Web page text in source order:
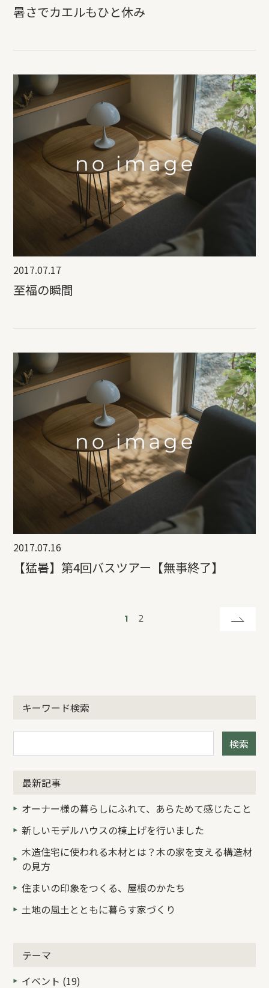
暑さでカエルもひと休み
2017.07.17
至福の瞬間
2017.07.16
【猛暑】第4回バスツアー【無事終了】
キーワード検索
検索
最新記事
オーナー様の暮らしにふれて、あらためて感じたこと
新しいモデルハウスの棟上げを行いました
木造住宅に使われる木材とは？木の家を支える構造材
の見方
住まいの印象をつくる、屋根のかたち
土地の風土とともに暮らす家づくり
テーマ
イベント (19)
1 2